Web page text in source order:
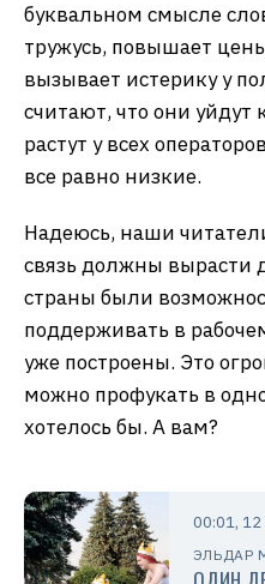
буквальном смысле
тружусь, повышает
вызывает истерику у
считают, что они
растут у всех
все равно низкие.
Надеюсь, наши
связь должны вырасти
страны были
поддерживать в
уже построены. Это
можно профукать в
хотелось бы. А вам?
00:01, 12
ЭЛЬДАР